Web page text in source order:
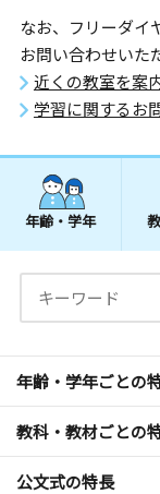
なお、フリーダイ
お問い合わせいた
近くの教室を案
学習に関するお
年齢・学年
年齢・学年ごとの
教科・教材ごとの
公文式の特長